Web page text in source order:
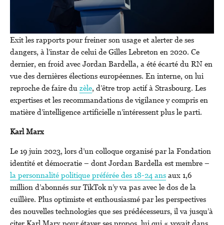
Exit les rapports pour freiner son usage et alerter de ses
dangers, à l’instar de celui de Gilles Lebreton en 2020. Ce
dernier, en froid avec Jordan Bardella, a été écarté du RN en
vue des dernières élections européennes. En interne, on lui
reproche de faire duzèle, d’être trop actif à Strasbourg. Les
expertises et les recommandations de vigilance y compris en
matière d’intelligence artificielle n’intéressent plus le parti.
Karl Marx
Le 19 juin 2023, lors d’un colloque organisé par la Fondation
identité et démocratie – dont Jordan Bardella est membre –
la personnalité politique préférée des 18-24 ansaux 1,6
million d’abonnés sur TikTok n’y va pas avec le dos de la
cuillère. Plus optimiste et enthousiasmé par les perspectives
des nouvelles technologies que ses prédécesseurs, il va jusqu’à